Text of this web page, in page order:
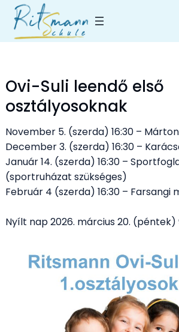
Skip
content
Ovi-Suli leendő első
osztályosoknak
November 5. (szerda) 16:30 –
December 3. (szerda) 16:30 –
Január 14. (szerda) 16:30 –
(sportruházat szükséges)
Február 4 (szerda) 16:30 – Farsangi
Nyílt nap 2026. március 20. (péntek)